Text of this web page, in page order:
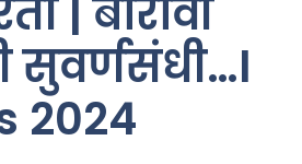
| बारावी
सुवर्णसंधी…I
2024